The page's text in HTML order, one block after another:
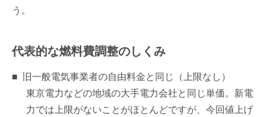
う。
代表的な燃料費調整のしくみ
旧一般電気事業者の自由料金と同じ（上限なし）
東京電力などの地域の大手電力会社と同じ単価。新電
力では上限がないことがほとんどですが、今回値上げ